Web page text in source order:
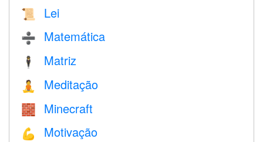
📜 Lei
➗ Matemática
🕴️ Matriz
🧘 Meditação
🧱 Minecraft
💪 Motivação